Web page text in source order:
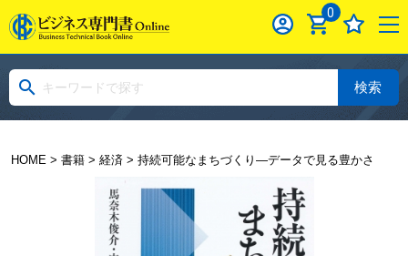
0
検索
HOME> 書籍> 経済 > 持続可能なまちづくり―データで見る豊かさ